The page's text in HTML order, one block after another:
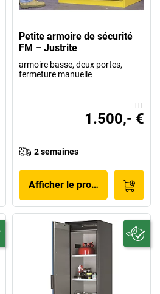
Petite armoire de sécurité
FM – Justrite
armoire basse, deux portes,
fermeture manuelle
HT
1.500,- €
2 semaines
Afficher le produit